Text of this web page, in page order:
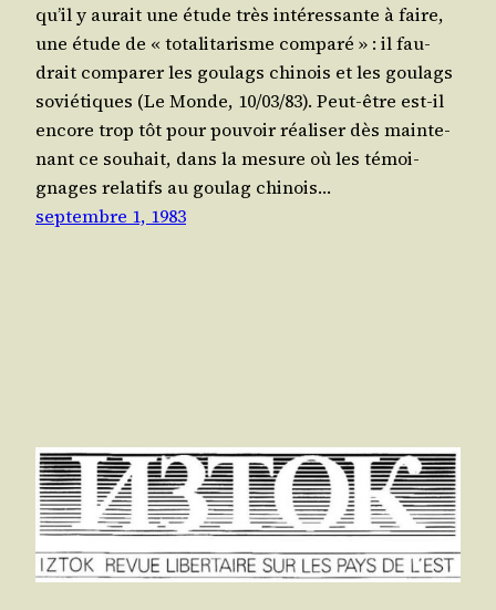
qu’il y aurait une étude très inté­res­sante à faire,
une étude de « tota­li­ta­risme com­pa­ré » : il fau­
drait com­pa­rer les gou­lags chi­nois et les gou­lags
sovié­tiques (Le Monde, 10/​03/​83). Peut-être est-il
encore trop tôt pour pou­voir réa­li­ser dès main­te­
nant ce sou­hait, dans la mesure où les témoi­
gnages rela­tifs au gou­lag chi­nois…
septembre 1, 1983